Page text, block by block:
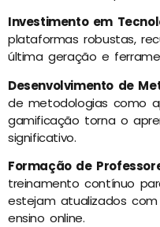
Investimento em
plataformas robustas,
última geração e
Desenvolvimento de
de metodologias como
gamificação torna o
significativo.
Formação de
treinamento contínuo
estejam atualizados
ensino online.